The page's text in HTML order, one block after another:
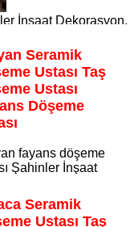
İnşaat Dekorasyon,
kadrosuyla Muğla
Seramik
Ustası Taş
Ustası
Döşeme
fayans döşeme
Şahinler İnşaat
işleyen uzman
sunuyor Dalyan
fayans döşeme
Seramik
Ustası Taş